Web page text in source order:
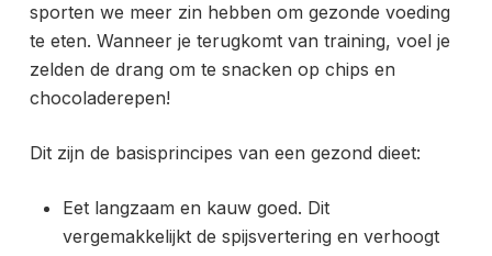
sporten we meer zin hebben om gezonde voeding
te eten. Wanneer je terugkomt van training, voel je
zelden de drang om te snacken op chips en
chocoladerepen!
Dit zijn de basisprincipes van een gezond dieet:
Eet langzaam en kauw goed. Dit
vergemakkelijkt de spijsvertering en verhoogt